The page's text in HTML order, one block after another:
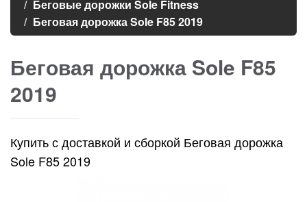
Беговые дорожки Sole Fitness
Беговая дорожка Sole F85 2019
Беговая дорожка Sole F85
2019
Купить с доставкой и сборкой Беговая дорожка
Sole F85 2019